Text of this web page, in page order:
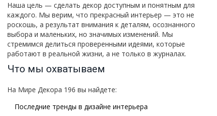
Наша цель — сделать декор доступным и понятным для
каждого. Мы верим, что прекрасный интерьер — это не
роскошь, а результат внимания к деталям, осознанного
выбора и маленьких, но значимых изменений. Мы
стремимся делиться проверенными идеями, которые
работают в реальной жизни, а не только в журналах.
Что мы охватываем
На Мире Декора 196 вы найдете:
Последние тренды в дизайне интерьера